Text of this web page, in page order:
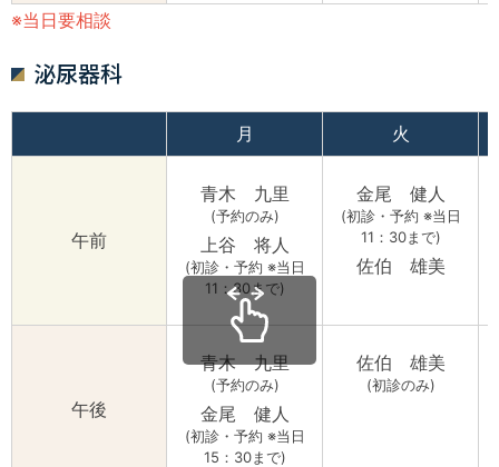
※当日要相談
泌尿器科
月 火
午前
青木 九里
(予約のみ)
上谷 将人
(初診・予約 ※当日
11：30まで)
金尾 健人
(初診・予約 ※当日
11：30まで)
佐伯 雄美
午後
青木 九里
(予約のみ)
金尾 健人
(初診・予約 ※当日
15：30まで)
佐伯 雄美
(初診のみ)